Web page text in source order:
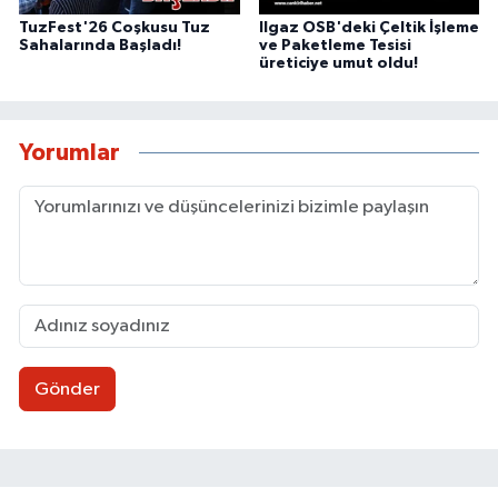
TuzFest'26 Coşkusu Tuz
Sahalarında Başladı!
Ilgaz OSB'deki Çeltik İşleme
ve Paketleme Tesisi
üreticiye umut oldu!
Yorumlar
Gönder